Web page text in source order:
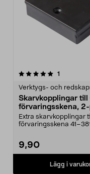
1
Verktygs- och
Skarvkopplingar
förvaringsskena,
Extra skarvkopplingar
förvaringsskena
9,90
Lägg i
5.0av 5 stjärnor